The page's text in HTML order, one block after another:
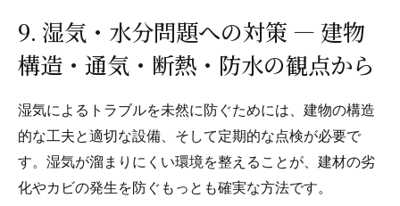
9. 湿気・水分問題への対策 — 建物
構造・通気・断熱・防水の観点から
湿気によるトラブルを未然に防ぐためには、建物の構造
的な工夫と適切な設備、そして定期的な点検が必要で
す。湿気が溜まりにくい環境を整えることが、建材の劣
化やカビの発生を防ぐもっとも確実な方法です。